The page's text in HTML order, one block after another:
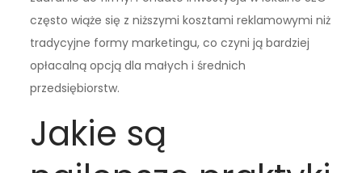
często wiąże się z niższymi kosztami reklamowymi niż
tradycyjne formy marketingu, co czyni ją bardziej
opłacalną opcją dla małych i średnich
przedsiębiorstw.
Jakie są